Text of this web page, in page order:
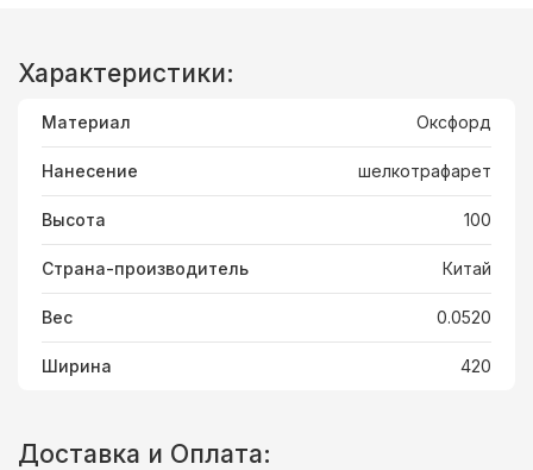
Характеристики:
Материал Оксфорд
Нанесение шелкотрафарет
Высота 100
Страна-производитель Китай
Вес 0.0520
Ширина 420
Доставка и Оплата: